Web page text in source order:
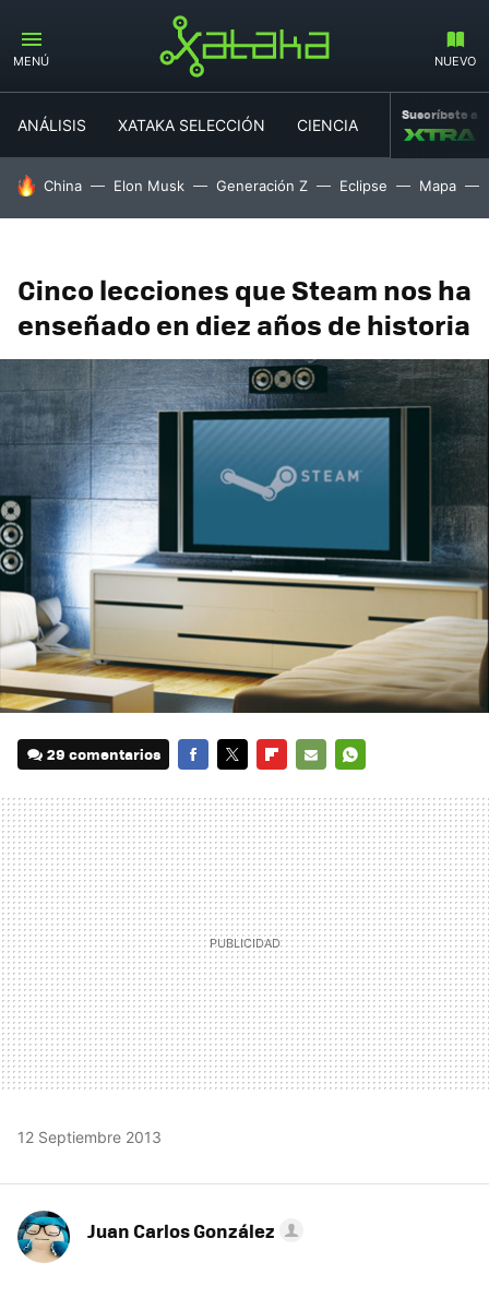
MENÚ NUEVO
ANÁLISIS XATAKA SELECCIÓN CIENCIA MOVILIDAD
Suscríbete a
HOY SE HABLA DE
China Elon Musk Generación Z Eclipse Mapa
Cinco lecciones que Steam nos ha
enseñado en diez años de historia
29 comentarios
MAIL
12 Septiembre 2013
Juan Carlos González